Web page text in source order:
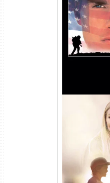
Nascido
Torrent
Dual
Uma
Torrent